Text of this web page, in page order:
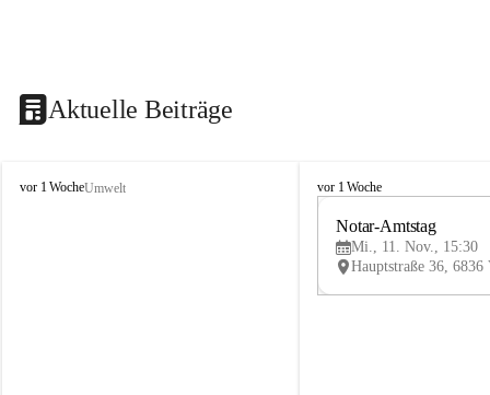
Aktuelle Beiträge
V
vor 1 WocheUmwelt
V
vor 1 Woche
Notar-Amtstag
Mi., 11. Nov., 15:30